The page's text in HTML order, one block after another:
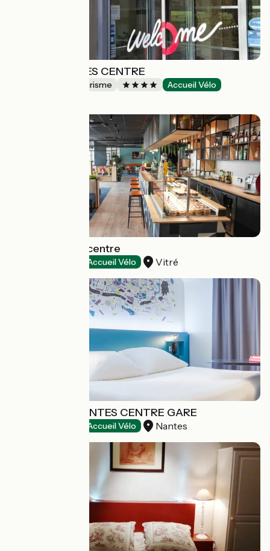
ADAGIO NANTES CENTRE
Résidences de tourisme Accueil Vélo
Hôtel Ibis Vitré centre
Accueil Vélo Vitré
IBIS STYLES NANTES CENTRE GARE
Accueil Vélo Nantes